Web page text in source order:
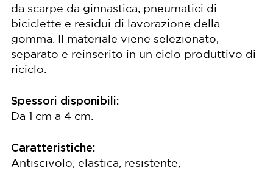
da scarpe da ginnastica, pneumatici di
biciclette e residui di lavorazione della
gomma. Il materiale viene selezionato,
separato e reinserito in un ciclo produttivo di
riciclo.
Spessori disponibili:
Da 1 cm a 4 cm.
Caratteristiche:
Antiscivolo, elastica, resistente,